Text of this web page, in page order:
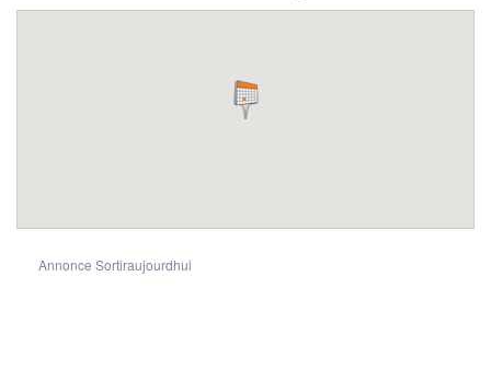
Annonce Sortiraujourdhui